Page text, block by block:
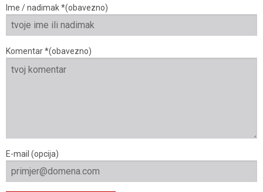
Ime / nadimak *(obavezno)
Komentar *(obavezno)
E-mail (opcija)